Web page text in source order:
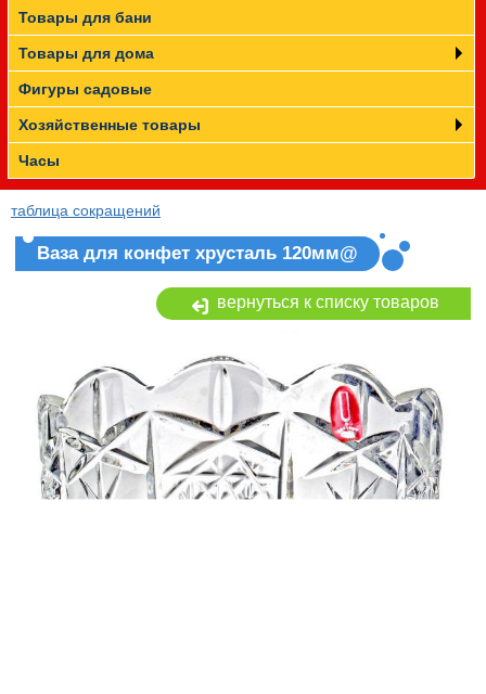
Товары для бани
Товары для дома
Фигуры садовые
Хозяйственные товары
Часы
таблица сокращений
Ваза для конфет хрусталь 120мм@
вернуться к списку товаров